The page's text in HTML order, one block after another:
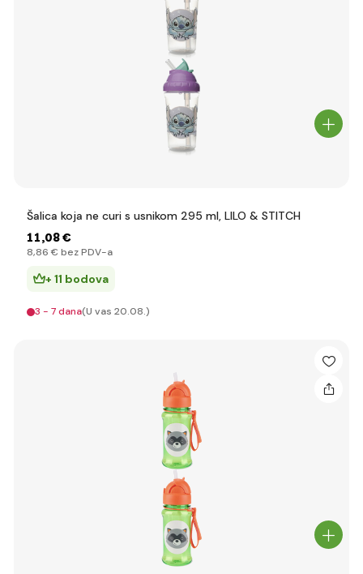
Šalica koja ne curi s usnikom 295 ml, LILO & STITCH
11,08 €
8,86 € bez PDV-a
+ 11 bodova
3 - 7 dana(U vas 20.08.)